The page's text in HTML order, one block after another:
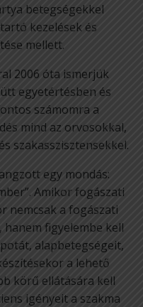
betegségekkel
kezelések és
mellett.
2006 óta ismerjük
egyetértésben és
számomra a
mind az orvosokkal,
szakasszisztensekkel.
egy mondás:
Amikor fogászati
nemcsak a fogászati
figyelembe kell
alapbetegségeit,
a lehető
körű ellátására kell
igényeit a szakma